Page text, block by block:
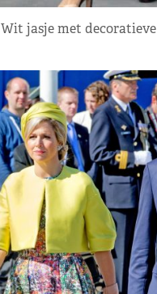
Wit jasje met